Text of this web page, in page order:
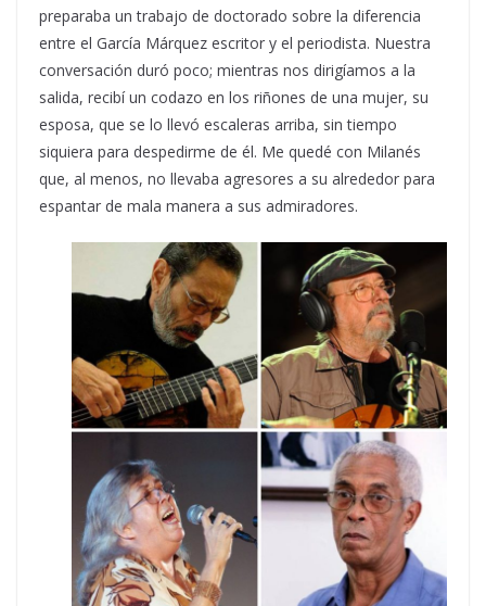
preparaba un trabajo de doctorado sobre la diferencia
entre el García Márquez escritor y el periodista. Nuestra
conversación duró poco; mientras nos dirigíamos a la
salida, recibí un codazo en los riñones de una mujer, su
esposa, que se lo llevó escaleras arriba, sin tiempo
siquiera para despedirme de él. Me quedé con Milanés
que, al menos, no llevaba agresores a su alrededor para
espantar de mala manera a sus admiradores.